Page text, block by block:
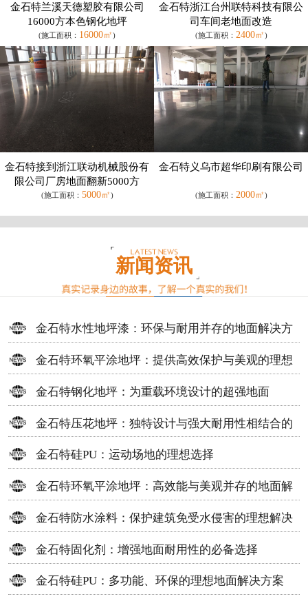
金石特兰溪天德塑胶有限公司
16000方本色钢化地坪
(施工面积： 16000㎡)
金石特浙江台州联特科技有限公
司车间老地面改造
(施工面积： 2400㎡)
金石特接到浙江联动机械股份有
限公司厂房地面翻新5000方
(施工面积： 5000㎡)
金石特义乌市超华印刷有限公司
(施工面积： 2000㎡)
新闻资讯
金石特水性地坪漆：环保与耐用并存的地面解决方
案
金石特环氧平涂地坪：提供高效保护与美观的理想
选择
金石特钢化地坪：为重载环境设计的超强地面
金石特压花地坪：独特设计与强大耐用性相结合的
地面材料
金石特硅PU：运动场地的理想选择
金石特环氧平涂地坪：高效能与美观并存的地面解
决方案
金石特防水涂料：保护建筑免受水侵害的理想解决
方案
金石特固化剂：增强地面耐用性的必备选择
金石特硅PU：多功能、环保的理想地面解决方案